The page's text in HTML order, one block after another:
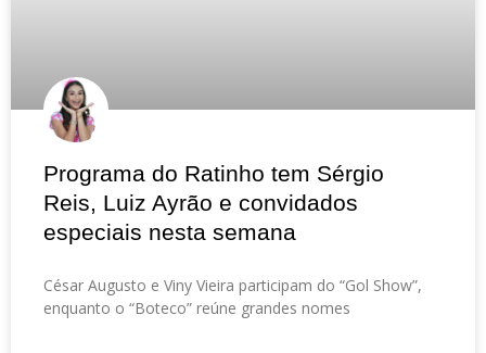
Programa do Ratinho tem Sérgio
Reis, Luiz Ayrão e convidados
especiais nesta semana
César Augusto e Viny Vieira participam do “Gol Show”,
enquanto o “Boteco” reúne grandes nomes